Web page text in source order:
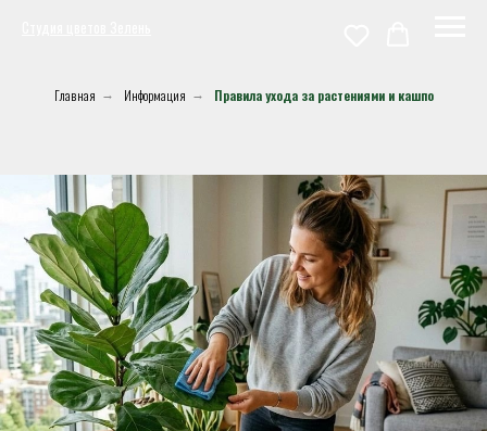
Главная → Информация → Правила ухода за растениями и кашпо